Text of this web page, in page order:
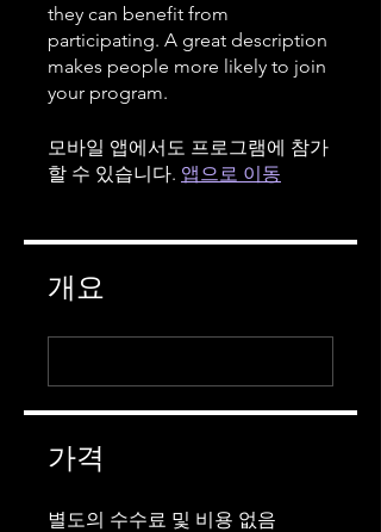
they can benefit from
participating. A great description
makes people more likely to join
your program.
모바일 앱에서도 프로그램에 참가
할 수 있습니다. 앱으로 이동
개요
가격
별도의 수수료 및 비용 없음